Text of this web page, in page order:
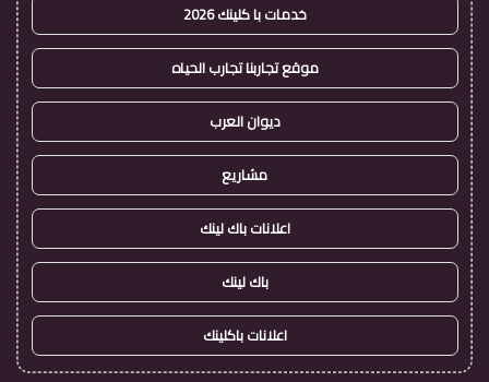
خدمات با كلينك 2026
موقع تجاربنا تجارب الحياه
ديوان العرب
مشاريع
اعلانات باك لينك
باك لينك
اعلانات باكلينك